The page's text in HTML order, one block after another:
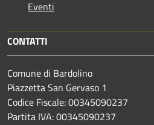
Eventi
CONTATTI
Comune di Bardolino
Piazzetta San Gervaso 1
Codice Fiscale: 00345090237
Partita IVA: 00345090237